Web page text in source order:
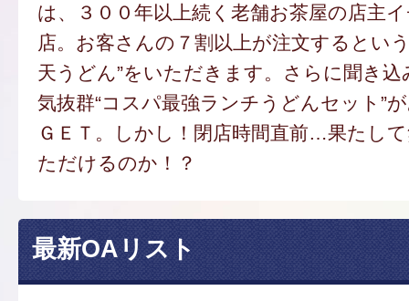
は、３００年以上続く老舗お茶屋の店主
店。お客さんの７割以上が注文するとい
天うどん”をいただきます。さらに聞き
気抜群“コスパ最強ランチうどんセット”
ＧＥＴ。しかし！閉店時間直前…果たし
ただけるのか！？
最新OAリスト